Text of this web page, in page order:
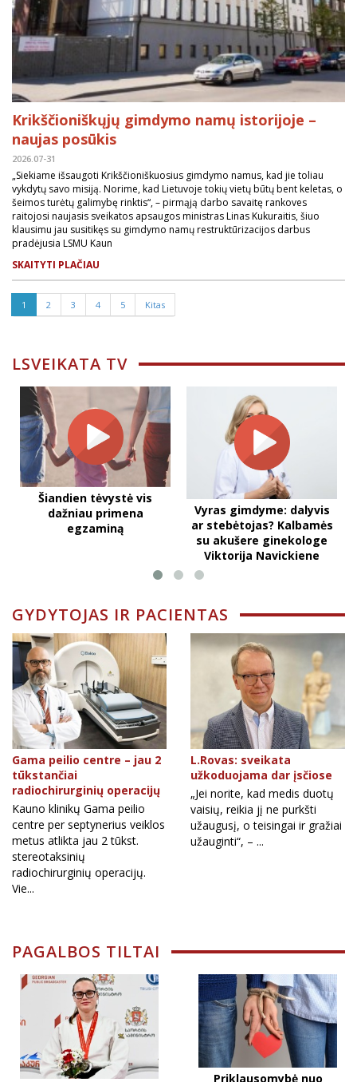
Krikščioniškųjų gimdymo namų istorijoje –
naujas posūkis
2026.07-31
„Siekiame išsaugoti Krikščioniškuosius gimdymo namus, kad jie toliau
vykdytų savo misiją. Norime, kad Lietuvoje tokių vietų būtų bent keletas, o
šeimos turėtų galimybę rinktis“, – pirmąją darbo savaitę rankoves
raitojosi naujasis sveikatos apsaugos ministras Linas Kukuraitis, šiuo
klausimu jau susitikęs su gimdymo namų restruktūrizacijos darbus
pradėjusia LSMU Kaun
SKAITYTI PLAČIAU
1 2 3 4 5 Kitas
LSVEIKATA TV
Šiandien tėvystė vis
dažniau primena
egzaminą
Vyras gimdyme: dalyvis
ar stebėtojas? Kalbamės
su akušere ginekologe
Viktorija Navickiene
GYDYTOJAS IR PACIENTAS
Gama peilio centre – jau 2
tūkstančiai
radiochirurginių operacijų
Kauno klinikų Gama peilio
centre per septynerius veiklos
metus atlikta jau 2 tūkst.
stereotaksinių
radiochirurginių operacijų.
Vie...
L.Rovas: sveikata
užkoduojama dar įsčiose
„Jei norite, kad medis duotų
vaisių, reikia jį ne purkšti
užaugusį, o teisingai ir gražiai
užauginti“, – ...
PAGALBOS TILTAI
Priklausomybė nuo